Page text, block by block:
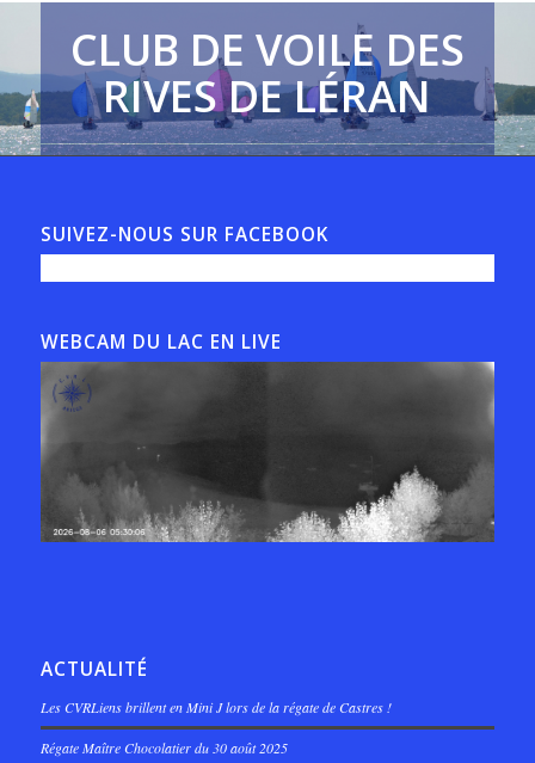
CLUB DE VOILE DES
RIVES DE LÉRAN
Ariège-Pyrénées
SUIVEZ-NOUS SUR FACEBOOK
WEBCAM DU LAC EN LIVE
ACTUALITÉ
Les CVRLiens brillent en Mini J lors de la régate de Castres !
Régate Maître Chocolatier du 30 août 2025